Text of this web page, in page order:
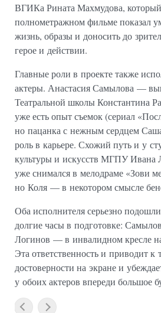
ВГИКа Рината Махмудова,
полнометражном фильме показал
жизнь, образы и доносить до
герое и действии.
Главные роли в проекте также
актеры. Анастасия Самылова —
Театральной школы Константина
уже есть опыт съемок (сериал
но пацанка с нежным сердцем
роль в карьере. Схожий путь и у
культуры и искусств МГПУ Ивана
уже снимался в мелодраме «Зови
но Коля — в некотором смысле
Оба исполнителя серьезно
долгие часы в подготовке:
Логинов — в инвалидном кресле
Эта ответственность и приводит к
достоверности на экране и
у обоих актеров впереди большое